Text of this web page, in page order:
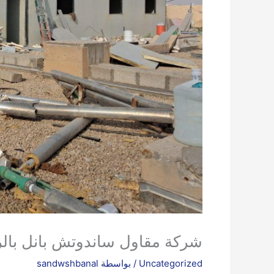
شركة مقاول ساندوتش بانل
Uncategorized / بواسطة sandwshbanal